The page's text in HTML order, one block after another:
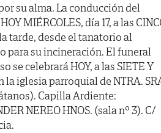
su alma. La conducción del
MIÉRCOLES, día 17, a las
tarde, desde el tanatorio al
para su incineración. El funeral
se celebrará HOY, a las SIETE Y
la iglesia parroquial de NTRA.
Capilla Ardiente:
NEREO HNOS. (sala nº 3). C/